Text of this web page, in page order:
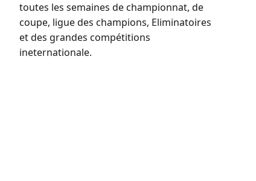
toutes les semaines de championnat, de
coupe, ligue des champions, Eliminatoires
et des grandes compétitions
ineternationale.